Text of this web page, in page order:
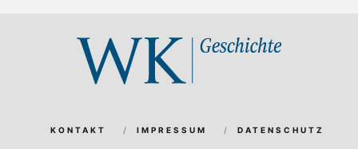
KONTAKT IMPRESSUM DATENSCHUTZ